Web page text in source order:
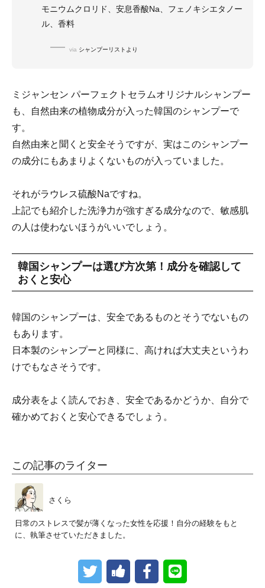
モニウムクロリド、安息香酸Na、フェノキシエタノー
ル、香料
via シャンプーリストより
ミジャンセン パーフェクトセラムオリジナルシャンプー
も、自然由来の植物成分が入った韓国のシャンプーで
す。
自然由来と聞くと安全そうですが、実はこのシャンプー
の成分にもあまりよくないものが入っていました。
それがラウレス硫酸Naですね。
上記でも紹介した洗浄力が強すぎる成分なので、敏感肌
の人は使わないほうがいいでしょう。
韓国シャンプーは選び方次第！成分を確認して
おくと安心
韓国のシャンプーは、安全であるものとそうでないもの
もあります。
日本製のシャンプーと同様に、高ければ大丈夫というわ
けでもなさそうです。
成分表をよく読んでおき、安全であるかどうか、自分で
確かめておくと安心できるでしょう。
この記事のライター
さくら
日常のストレスで髪が薄くなった女性を応援！自分の経験をもと
に、執筆させていただきました。